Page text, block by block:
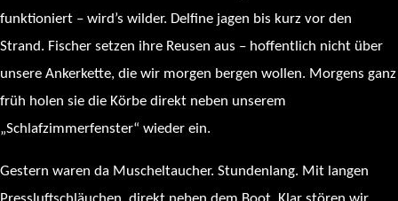
funktioniert – wird’s wilder. Delfine jagen bis kurz vor den
Strand. Fischer setzen ihre Reusen aus – hoffentlich nicht über
unsere Ankerkette, die wir morgen bergen wollen. Morgens ganz
früh holen sie die Körbe direkt neben unserem
„Schlafzimmerfenster“ wieder ein.
Gestern waren da Muscheltaucher. Stundenlang. Mit langen